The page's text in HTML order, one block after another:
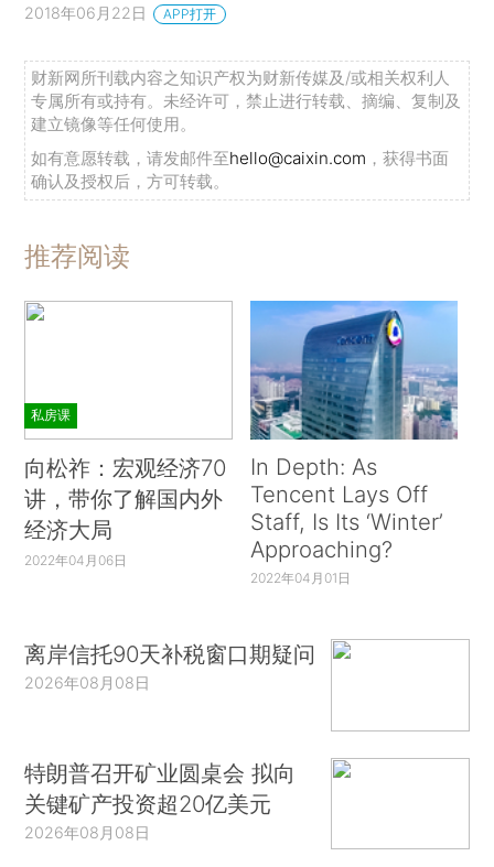
2018年06月22日 APP打开
财新网所刊载内容之知识产权为财新传媒及/或相关权利人
专属所有或持有。未经许可，禁止进行转载、摘编、复制及
建立镜像等任何使用。
如有意愿转载，请发邮件至hello@caixin.com ，获得书面
确认及授权后，方可转载。
推荐阅读
私房课
向松祚：宏观经济70
讲，带你了解国内外
经济大局
2022年04月06日
In Depth: As
Tencent Lays Off
Staff, Is Its ‘Winter’
Approaching?
2022年04月01日
离岸信托90天补税窗口期疑问
2026年08月08日
特朗普召开矿业圆桌会 拟向
关键矿产投资超20亿美元
2026年08月08日